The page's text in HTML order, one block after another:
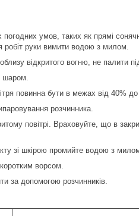
умов, таких як прямі
робіт руки вимити водою з милом.
відкритого вогню, не палити
шаром.
повинна бути в межах від 40%
розчинника.
повітрі. Враховуйте, що в
зі шкірою промийте водою з
ворсом.
за допомогою розчинників.